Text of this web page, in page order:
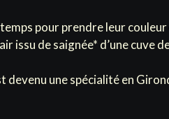
temps pour prendre leur
issu de saignée* d’une cuve
devenu une spécialité en